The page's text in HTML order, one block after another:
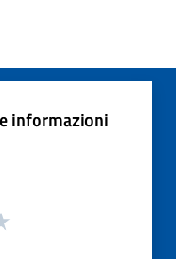
informazioni